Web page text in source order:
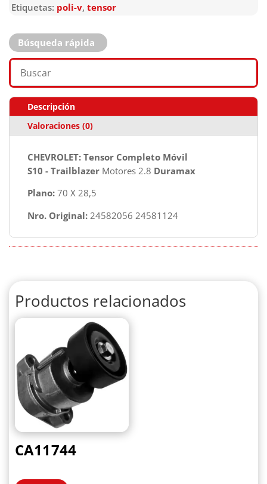
Etiquetas: poli-v, tensor
Búsqueda rápida
Descripción
Valoraciones (0)
CHEVROLET: Tensor Completo Móvil
S10 - Trailblazer Motores 2.8 Duramax
Plano: 70 X 28,5
Nro. Original: 24582056 24581124
Productos relacionados
CA11744